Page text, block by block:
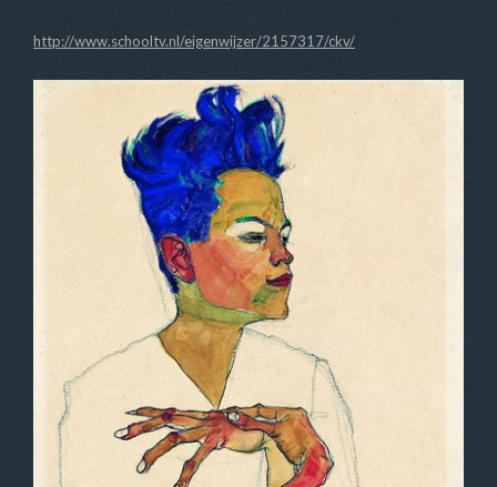
http://www.schooltv.nl/eigenwijzer/2157317/ckv/